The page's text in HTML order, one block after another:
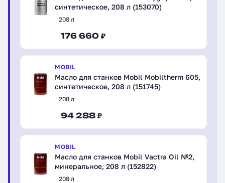
синтетическое, 208 л (153070)
208 л
176 660 ₽
MOBIL
Масло для станков Mobil Mobiltherm 605,
синтетическое, 208 л (151745)
208 л
94 288 ₽
MOBIL
Масло для станков Mobil Vactra Oil №2,
минеральное, 208 л (152822)
208 л